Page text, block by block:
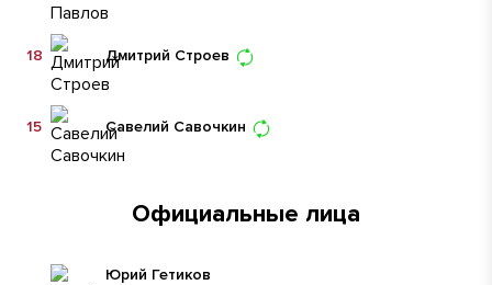
Дмитрий Строев
18
Савелий Савочкин
15
Официальные лица
Юрий Гетиков